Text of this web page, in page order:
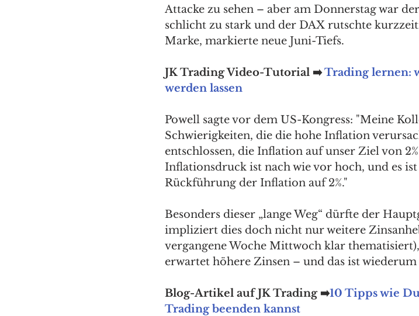
Attacke zu sehen – aber am Donnerstag war
schlicht zu stark und der DAX rutschte
Marke, markierte neue Juni-Tiefs.
JK Trading Video-Tutorial ➡️ Trading lernen:
werden lassen
Powell sagte vor dem US-Kongress: "Meine
Schwierigkeiten, die die hohe Inflation
entschlossen, die Inflation auf unser Ziel von
Inflationsdruck ist nach wie vor hoch, und es
Rückführung der Inflation auf 2%."
Besonders dieser „lange Weg“ dürfte der
impliziert dies doch nicht nur weitere
vergangene Woche Mittwoch klar
erwartet höhere Zinsen – und das ist
Blog-Artikel auf JK Trading ➡️10 Tipps wie
Trading beenden kannst